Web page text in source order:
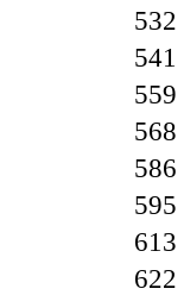
532
541
559
568
586
595
613
622